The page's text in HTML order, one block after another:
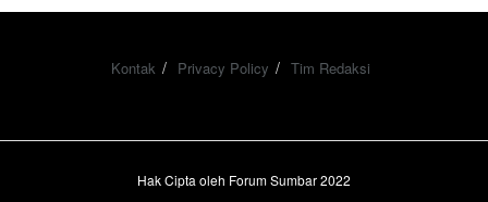
Kontak Privacy Policy Tim Redaksi
Hak Cipta oleh Forum Sumbar 2022